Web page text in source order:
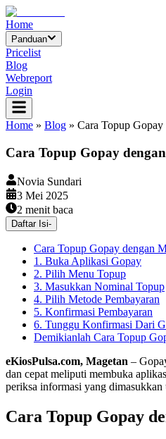
Home
Panduan
Pricelist
Blog
Webreport
Login
Home » Blog » Cara Topup
Cara Topup Gopay
Novia Sundari
3 Mei 2025
2 menit baca
Daftar Isi-
Cara Topup Gopay dengan
1. Buka Aplikasi Gopay
2. Pilih Menu Topup
3. Masukkan Nominal Topup
4. Pilih Metode Pembayaran
5. Konfirmasi Pembayaran
6. Tunggu Konfirmasi Dari
Demikianlah Cara Topup
eKiosPulsa.com, Magetan –
dan cepat meliputi membuka
periksa informasi yang dimasukkan
Cara Topup Gopay